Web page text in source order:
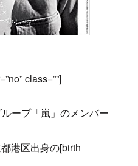
class=””]
ープ「嵐」のメンバー
港区出身の[birth